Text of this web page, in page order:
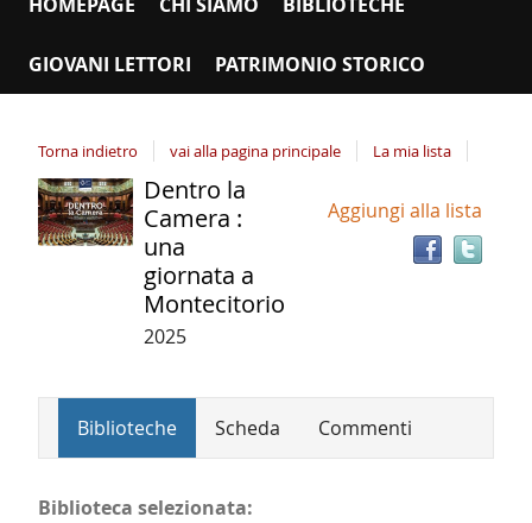
GIOVANI LETTORI PATRIMONIO STORICO
Torna indietro vai alla pagina principale La mia lista
Dettaglio
del
documento
Aggiungi alla lista
Dentro la
Camera :
una
giornata a
Montecitorio
2025
Biblioteche Scheda Commenti
Biblioteca selezionata: